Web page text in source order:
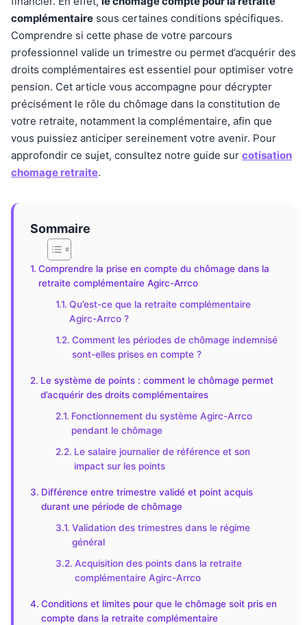
complémentaire sous certaines conditions spécifiques.
Comprendre si cette phase de votre parcours
professionnel valide un trimestre ou permet d’acquérir des
droits complémentaires est essentiel pour optimiser votre
pension. Cet article vous accompagne pour décrypter
précisément le rôle du chômage dans la constitution de
votre retraite, notamment la complémentaire, afin que
vous puissiez anticiper sereinement votre avenir. Pour
approfondir ce sujet, consultez notre guide sur cotisation
chomage retraite.
Sommaire
Comprendre la prise en compte du chômage dans la
retraite complémentaire Agirc-Arrco
Qu’est-ce que la retraite complémentaire
Agirc-Arrco ?
Comment les périodes de chômage indemnisé
sont-elles prises en compte ?
Le système de points : comment le chômage permet
d’acquérir des droits complémentaires
Fonctionnement du système Agirc-Arrco
pendant le chômage
Le salaire journalier de référence et son
impact sur les points
Différence entre trimestre validé et point acquis
durant une période de chômage
Validation des trimestres dans le régime
général
Acquisition des points dans la retraite
complémentaire Agirc-Arrco
Conditions et limites pour que le chômage soit pris en
compte dans la retraite complémentaire